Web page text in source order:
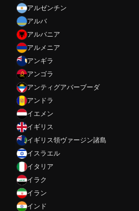
アルゼンチン
アルバ
アルバニア
アルメニア
アンギラ
アンゴラ
アンティグアバーブーダ
アンドラ
イエメン
イギリス
イギリス領ヴァージン諸島
イスラエル
イタリア
イラク
イラン
インド